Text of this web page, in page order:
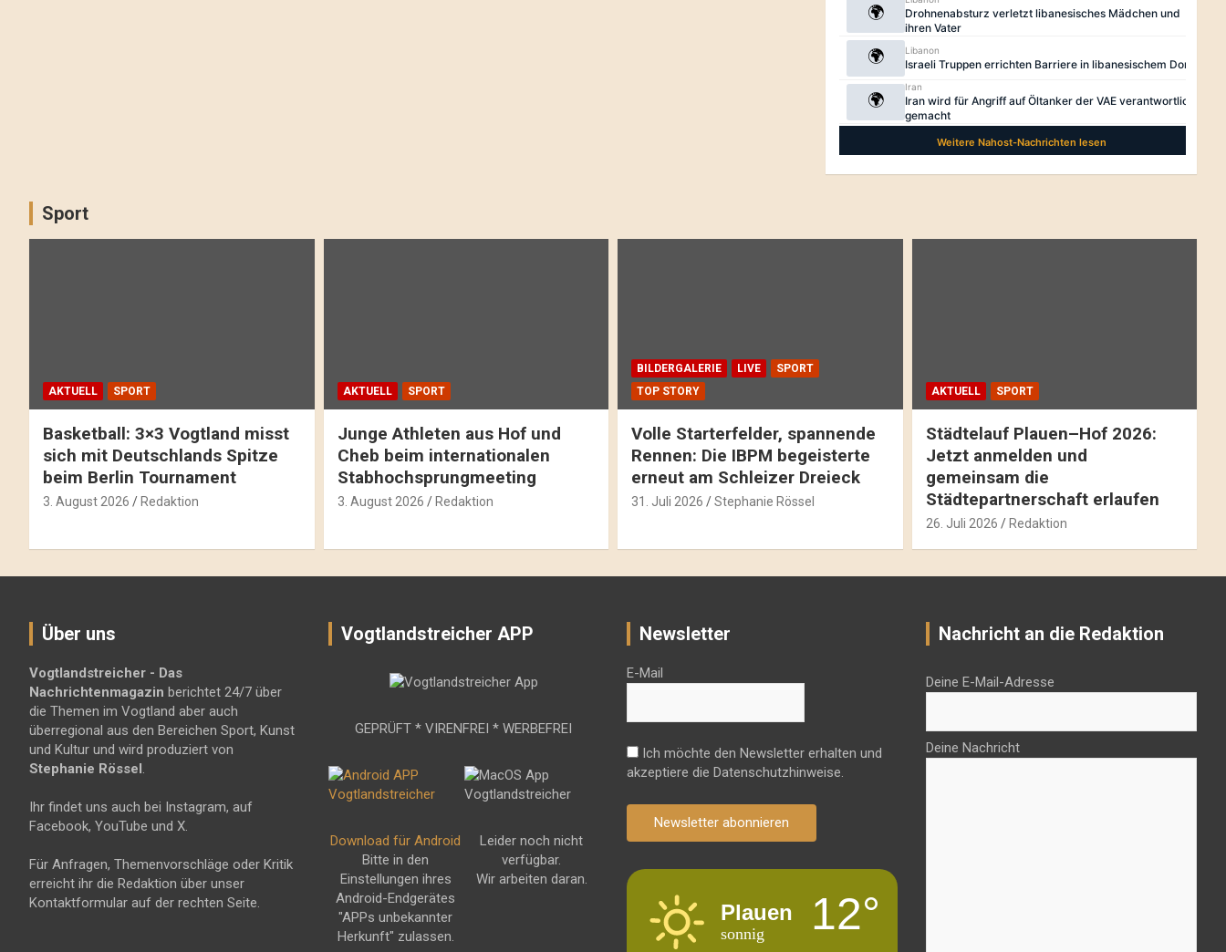
Sport
AKTUELL SPORT
Basketball: 3×3 Vogtland misst
sich mit Deutschlands Spitze
beim Berlin Tournament
3. August 2026 Redaktion
AKTUELL SPORT
Junge Athleten aus Hof und
Cheb beim internationalen
Stabhochsprungmeeting
3. August 2026 Redaktion
BILDERGALERIE LIVE
SPORT
TOP STORY
Volle Starterfelder, spannende
Rennen: Die IBPM begeisterte
erneut am Schleizer Dreieck
31. Juli 2026 Stephanie Rössel
AKTUELL SPORT
Städtelauf Plauen–Hof 2026:
Jetzt anmelden und
gemeinsam die
Städtepartnerschaft erlaufen
26. Juli 2026 Redaktion
Über uns
Vogtlandstreicher - Das
Nachrichtenmagazin berichtet 24/7 über
die Themen im Vogtland aber auch
überregional aus den Bereichen Sport, Kunst
und Kultur und wird produziert von
Stephanie Rössel .
Ihr findet uns auch bei Instagram, auf
Facebook, YouTube und X.
Für Anfragen, Themenvorschläge oder Kritik
erreicht ihr die Redaktion über unser
Kontaktformular auf der rechten Seite.
Vogtlandstreicher APP
GEPRÜFT * VIRENFREI * WERBEFREI
Download für Android
Bitte in den
Einstellungen ihres
Android-Endgerätes
"APPs unbekannter
Herkunft" zulassen.
Leider noch nicht
verfügbar.
Wir arbeiten daran.
Newsletter
E-Mail
Ich möchte den Newsletter erhalten und
akzeptiere die Datenschutzhinweise.
Newsletter abonnieren
Plauen
sonnig 12°
Nachricht an die Redaktion
Deine E-Mail-Adresse
Deine Nachricht